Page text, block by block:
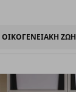
ΟΙΚΟΓΕΝΕΙΑΚΗ ΖΩΗ